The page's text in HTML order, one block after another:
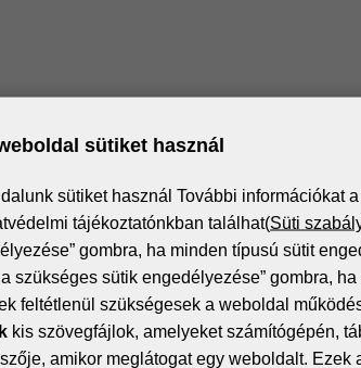
sütiket használ
sütiket használ További információkat
tájékoztatónkban találhat(Süti
gombra, ha minden típusú sütit
a szükséges sütik engedélyezése” gombra,
feltétlenül szükségesek a weboldal
kis szövegfájlok, amelyeket számítógépén,
amikor meglátogat egy weboldalt. Ezek